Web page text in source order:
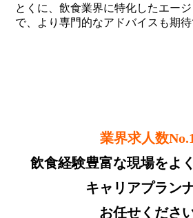
とくに、飲食業界に特化したエー
で、より専門的なアドバイスも期待
業界求人数
飲食経験豊富な現場をよ
キャリアプラン
お任せくださ